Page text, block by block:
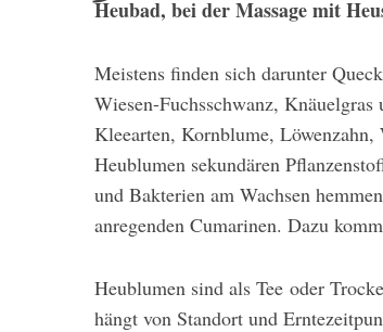
Heubad, bei der Massage mit
Meistens finden sich darunter
Wiesen-Fuchsschwanz,
Kleearten, Kornblume,
Heublumen sekundären
und Bakterien am Wachsen
anregenden Cumarinen. Dazu
Heublumen sind als Tee oder
hängt von Standort und